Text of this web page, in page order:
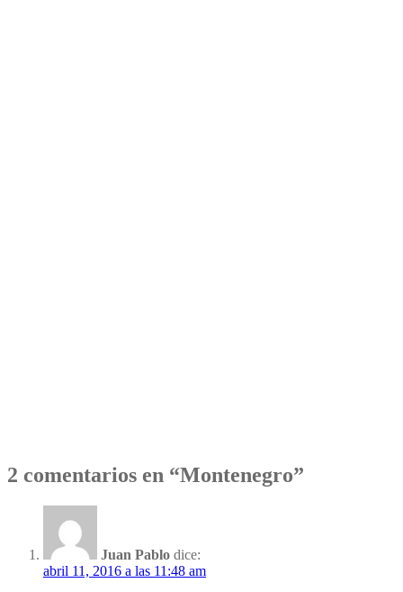
2 comentarios en “Montenegro”
Juan Pablo dice:
abril 11, 2016 a las 11:48 am